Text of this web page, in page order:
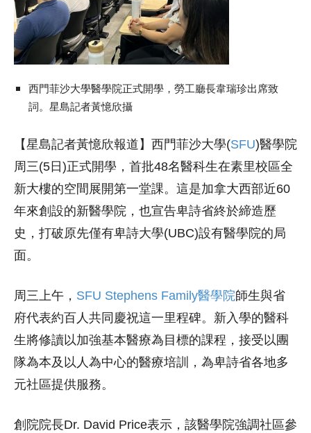
西門菲沙大學醫學院正式開學， 勞工廳長韋瑞珍出席致
詞。星島記者黃憶欣攝
【星島記者黃憶欣報道】 西門菲沙大學(SFU)醫學院
周三(5日)正式開學，首批48名醫科生在素里校區全
新大樓的空間展開第一堂課。這是加拿大西部近60
年來創設的新醫學院，也宣告卑詩省終於締造歷
史，打破原先僅有卑詩大學(UBC)設有醫學院的局
面。
周三上午， SFU Stephens Family醫學院師生與省
府代表約百人共同慶祝這一里程碑。新入學的醫科
生將修讀以加強基本醫療為目標的課程，接受以團
隊為本及以人為中心的醫療培訓，為卑詩省各地多
元社區提供服務。
創院院長Dr. David Price表示，該醫學院強調社區參